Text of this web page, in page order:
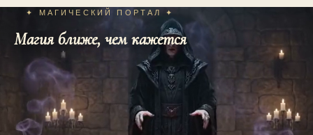
✦ МАГИЧЕСКИЙ ПОРТАЛ ✦
Магия ближе, чем кажется